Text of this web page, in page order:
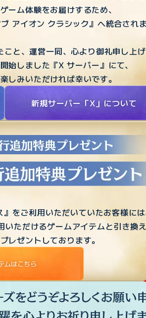
ーム体験をお届けするため、
アイオン クラシック』へ統合されま
と、運営一同、心より御礼申し上げ
始しました『X サーバー』にて、
しみいただければ幸いです。
新規サーバー「X」について
をご利用いただいていたお客様には
ただけるゲームアイテムと引き換
レゼントしております。
ムはこちら